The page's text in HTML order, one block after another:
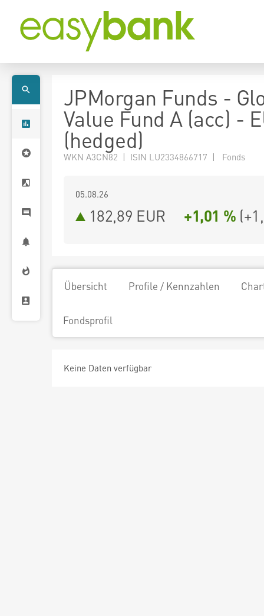
JPMorgan Funds -
Value Fund A (acc) -
(hedged)
WKN A3CN82 | ISIN LU2334866717 | Fonds
05.08.26
182,89 EUR +1,01 % (
Übersicht Profile / Kennzahlen
Fondsprofil
Keine Daten verfügbar